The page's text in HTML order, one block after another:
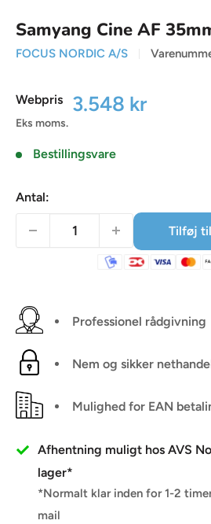
Samyang Cine AF
FOCUS NORDIC A/S
Webpris Udsalgspris
3.548 kr
Eks moms.
Bestillingsvare
Antal:
Tilføj
Professionel rådgivning
Nem og sikker
Mulighed for EAN
Afhentning muligt hos AVS
lager*
*Normalt klar inden for 1-2
mail